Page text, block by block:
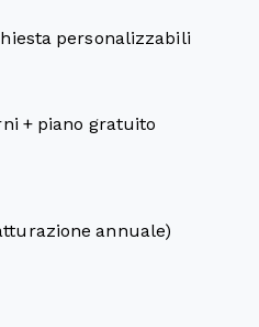
personalizzabili
+ piano gratuito
annuale)